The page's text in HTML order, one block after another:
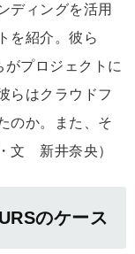
ディングを活用
を紹介。彼ら
がプロジェクトに
らはクラウドフ
のか。また、そ
文 新井奈央）
のケース